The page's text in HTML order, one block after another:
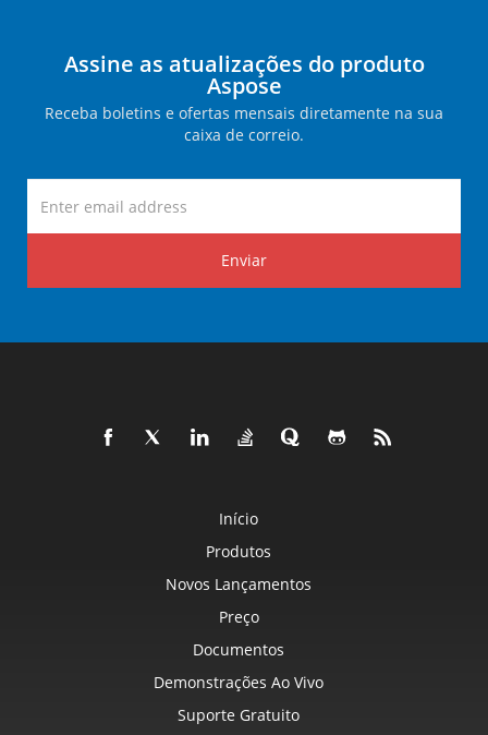
Assine as atualizações do produto
Aspose
Receba boletins e ofertas mensais diretamente na sua
caixa de correio.
Enviar
Início
Produtos
Novos Lançamentos
Preço
Documentos
Demonstrações Ao Vivo
Suporte Gratuito